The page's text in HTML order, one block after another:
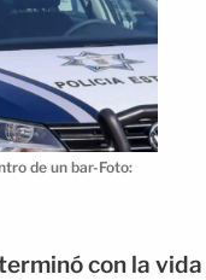
de un bar-Foto:
con la vida